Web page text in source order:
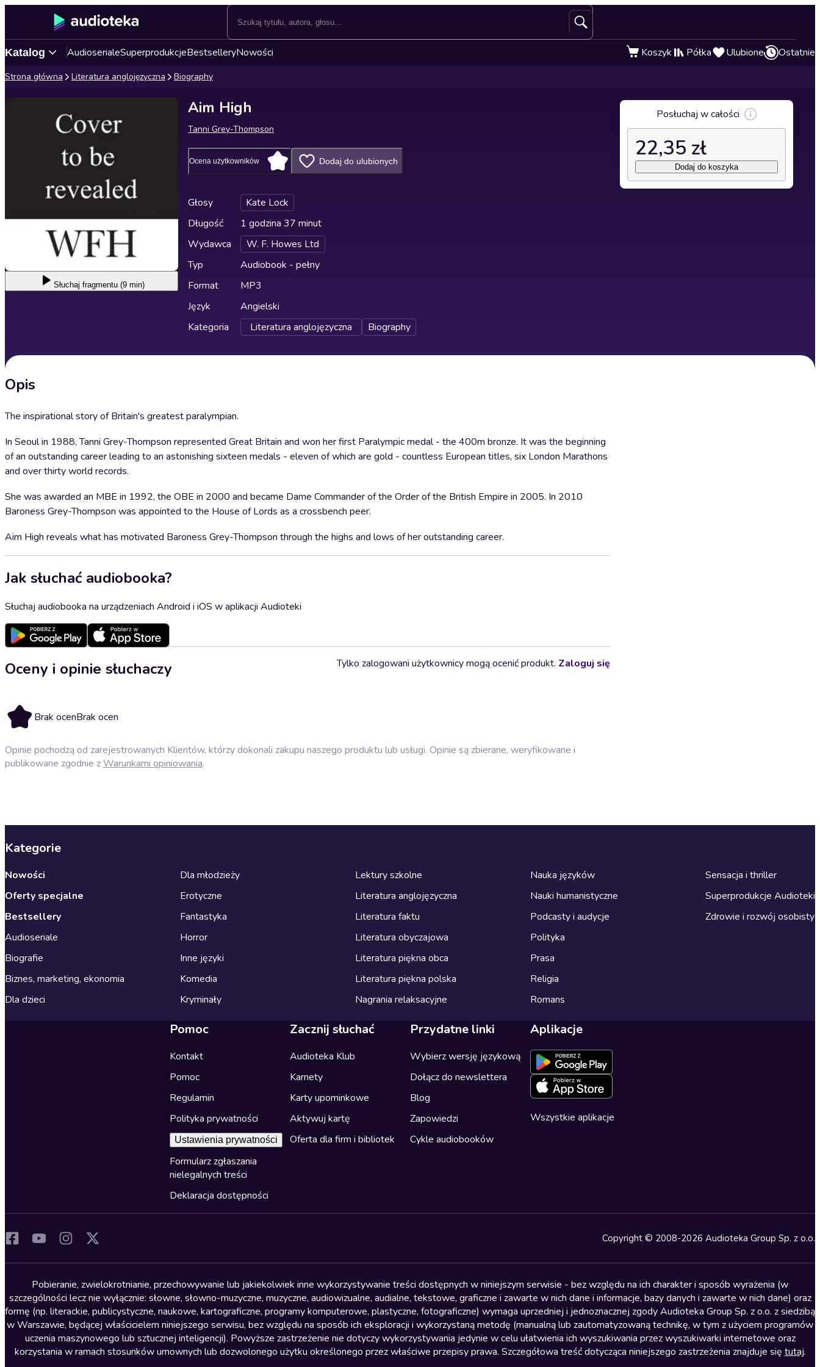
Katalog AudioserialeSuperprodukcjeBestselleryNowości Koszyk Półka Ulubione Ostatnie
Strona główna Literatura anglojęzyczna Biography
Słuchaj fragmentu (9 min)
Aim High
Tanni Grey-Thompson
Ocena użytkowników Dodaj do ulubionych
Głosy
Kate Lock
Długość
1 godzina 37 minut
Wydawca
W. F. Howes Ltd
Typ
Audiobook - pełny
Format
MP3
Język
Angielski
Kategoria
Literatura anglojęzyczna Biography
Opis
The inspirational story of Britain's greatest paralympian.
In Seoul in 1988, Tanni Grey-Thompson represented Great Britain and won her first Paralympic medal - the 400m bronze. It was the beginning
of an outstanding career leading to an astonishing sixteen medals - eleven of which are gold - countless European titles, six London Marathons
and over thirty world records.
She was awarded an MBE in 1992, the OBE in 2000 and became Dame Commander of the Order of the British Empire in 2005. In 2010
Baroness Grey-Thompson was appointed to the House of Lords as a crossbench peer.
Aim High reveals what has motivated Baroness Grey-Thompson through the highs and lows of her outstanding career.
Jak słuchać audiobooka?
Słuchaj audiobooka na urządzeniach Android i iOS w aplikacji Audioteki
Oceny i opinie słuchaczy
Brak ocenBrak ocen
Tylko zalogowani użytkownicy mogą ocenić produkt. Zaloguj się
Opinie pochodzą od zarejestrowanych Klientów, którzy dokonali zakupu naszego produktu lub usługi. Opinie są zbierane, weryfikowane i
publikowane zgodnie zWarunkami opiniowania.
Posłuchaj w całości
22,35 zł
Dodaj do koszyka
Kategorie
Nowości
Oferty specjalne
Bestsellery
Audioseriale
Biografie
Biznes, marketing, ekonomia
Dla dzieci
Dla młodzieży
Erotyczne
Fantastyka
Horror
Inne języki
Komedia
Kryminały
Lektury szkolne
Literatura anglojęzyczna
Literatura faktu
Literatura obyczajowa
Literatura piękna obca
Literatura piękna polska
Nagrania relaksacyjne
Nauka języków
Nauki humanistyczne
Podcasty i audycje
Polityka
Prasa
Religia
Romans
Sensacja i thriller
Superprodukcje Audioteki
Zdrowie i rozwój osobisty
Pomoc
Kontakt
Pomoc
Regulamin
Polityka prywatności
Ustawienia prywatności
Formularz zgłaszania
nielegalnych treści
Deklaracja dostępności
Zacznij słuchać
Audioteka Klub
Karnety
Karty upominkowe
Aktywuj kartę
Oferta dla firm i bibliotek
Przydatne linki
Wybierz wersję językową
Dołącz do newslettera
Blog
Zapowiedzi
Cykle audiobooków
Aplikacje
Wszystkie aplikacje
Copyright © 2008-2026 Audioteka Group Sp. z o.o.
Pobieranie, zwielokrotnianie, przechowywanie lub jakiekolwiek inne wykorzystywanie treści dostępnych w niniejszym serwisie - bez względu na ich charakter i sposób wyrażenia (w
szczególności lecz nie wyłącznie: słowne, słowno-muzyczne, muzyczne, audiowizualne, audialne, tekstowe, graficzne i zawarte w nich dane i informacje, bazy danych i zawarte w nich dane) oraz
formę (np. literackie, publicystyczne, naukowe, kartograficzne, programy komputerowe, plastyczne, fotograficzne) wymaga uprzedniej i jednoznacznej zgody Audioteka Group Sp. z o.o. z siedzibą
w Warszawie, będącej właścicielem niniejszego serwisu, bez względu na sposób ich eksploracji i wykorzystaną metodę (manualną lub zautomatyzowaną technikę, w tym z użyciem programów
uczenia maszynowego lub sztucznej inteligencji). Powyższe zastrzeżenie nie dotyczy wykorzystywania jedynie w celu ułatwienia ich wyszukiwania przez wyszukiwarki internetowe oraz
korzystania w ramach stosunków umownych lub dozwolonego użytku określonego przez właściwe przepisy prawa. Szczegółowa treść dotycząca niniejszego zastrzeżenia znajduje się tutaj.